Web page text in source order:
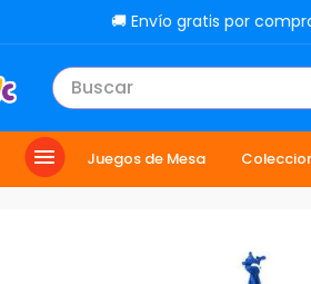
🚚 Envío gratis por
Buscar
Juegos de Mesa
TÉRMINOS MÁS BUSCADOS
toy story